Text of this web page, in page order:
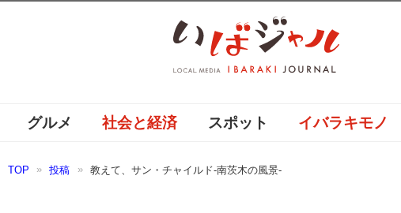
グルメ 社会と経済 スポット イバラキモノ
TOP 投稿 教えて、サン・チャイルド-南茨木の風景-